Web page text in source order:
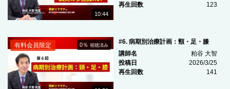
10:44
再生回数
123
0％視聴済み
有料会員限定
#6. 病期別治療計画：頸・足・膝
講師名
粕谷 大智
投稿日
2026/3/25
再生回数
141